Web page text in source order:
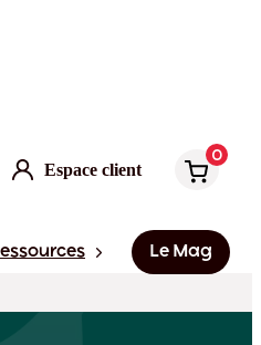
Espace client
0
Le Mag